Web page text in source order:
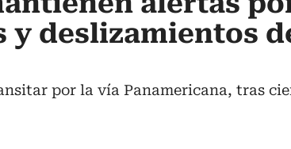
y deslizamientos
por la vía Panamericana, tras